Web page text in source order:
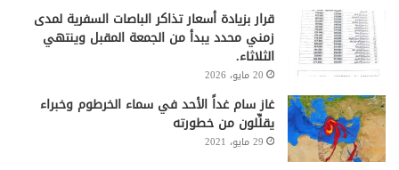
قرار بزيادة أسعار تذاكر الباصات السفرية لمدى
زمني محدد يبدأ من الجمعة المقبل وينتهي
الثلاثاء.
20 مايو، 2026
غاز سام غداً الأحد في سماء الخرطوم وخبراء
يقلِّلون من خطورته
29 مايو، 2021